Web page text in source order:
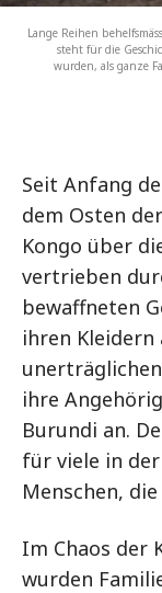
Lange Reihen
steht für die
wurden, als ganze
Seit Anfang
dem Osten
Kongo über
vertrieben
bewaffneten
ihren Kleidern
ihre
Burundi an.
für viele in
Menschen,
Im Chaos der
wurden